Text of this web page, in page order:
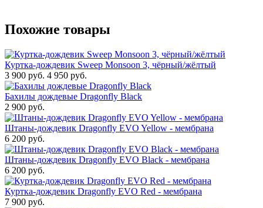
Похожие товары
Куртка-дождевик Sweep Monsoon 3, чёрный/жёлтый
3 900 руб. 4 950 руб.
Бахилы дождевые Dragonfly Black
2 900 руб.
Штаны-дождевик Dragonfly EVO Yellow - мембрана
6 200 руб.
Штаны-дождевик Dragonfly EVO Black - мембрана
6 200 руб.
Куртка-дождевик Dragonfly EVO Red - мембрана
7 900 руб.